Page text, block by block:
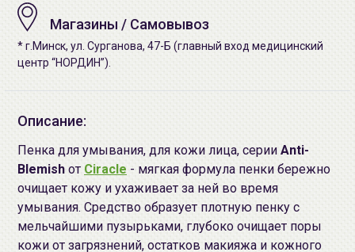
Магазины / Самовывоз
* г.Минск, ул. Сурганова, 47-Б (главный вход медицинский
центр “НОРДИН”).
Описание:
Пенка для умывания, для кожи лица, серии Anti-
Blemish от Ciracle - мягкая формула пенки бережно
очищает кожу и ухаживает за ней во время
умывания. Средство образует плотную пенку с
мельчайшими пузырьками, глубоко очищает поры
кожи от загрязнений, остатков макияжа и кожного